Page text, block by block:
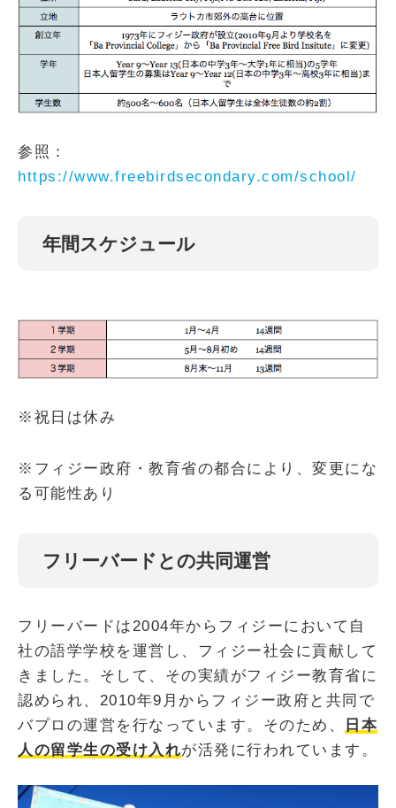
参照：
https://www.freebirdsecondary.com/school/
年間スケジュール
※祝日は休み
※フィジー政府・教育省の都合により、変更にな
る可能性あり
フリーバードとの共同運営
フリーバードは2004年からフィジーにおいて自
社の語学学校を運営し、フィジー社会に貢献して
きました。そして、その実績がフィジー教育省に
認められ、2010年9月からフィジー政府と共同で
バプロの運営を行なっています。そのため、
日本
人の留学生の受け入れが活発に行われています。